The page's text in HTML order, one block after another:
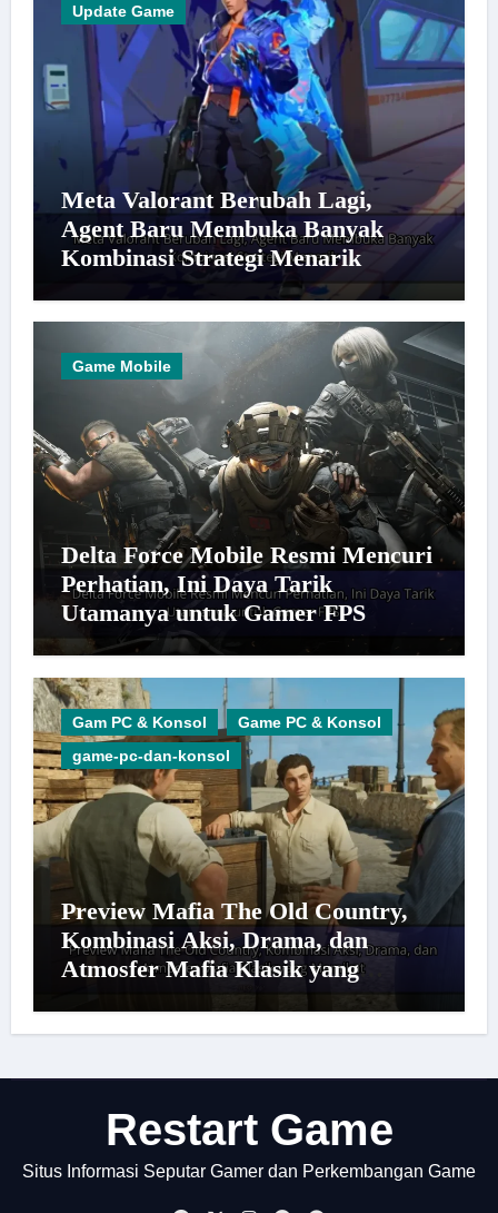
Update Game
Meta Valorant Berubah Lagi,
Agent Baru Membuka Banyak
Kombinasi Strategi Menarik
Game Mobile
Delta Force Mobile Resmi Mencuri
Perhatian, Ini Daya Tarik
Utamanya untuk Gamer FPS
Gam PC & Konsol
Game PC & Konsol
game-pc-dan-konsol
Preview Mafia The Old Country,
Kombinasi Aksi, Drama, dan
Atmosfer Mafia Klasik yang
Restart Game
Situs Informasi Seputar Gamer dan Perkembangan Game